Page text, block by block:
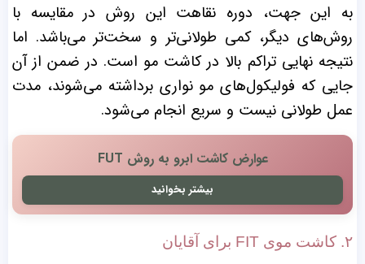
به این جهت، دوره نقاهت این روش در مقایسه با
روش‌های دیگر، کمی طولانی‌تر و سخت‌تر می‌باشد. اما
نتیجه نهایی تراکم بالا در کاشت مو است. در ضمن از آن
جایی که فولیکول‌های مو نواری برداشته می‌شوند، مدت
عمل طولانی نیست و سریع انجام می‌شود.
عوارض کاشت ابرو به روش FUT
بیشتر بخوانید
۲. کاشت موی FIT برای آقایان